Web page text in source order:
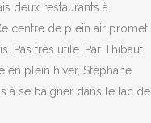
deux restaurants à
centre de plein air promet
Pas très utile. Par Thibaut
en plein hiver, Stéphane
à se baigner dans le lac de